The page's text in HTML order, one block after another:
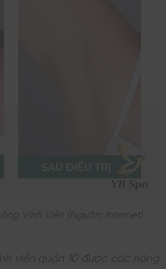
Vĩnh Viễn (nguồn: Internet)
viễn quận 10 được các nàng